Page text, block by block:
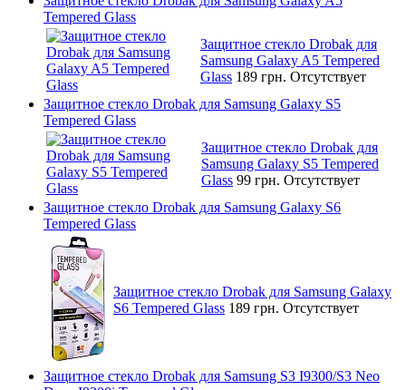
Tempered Glass
Защитное стекло Drobak для
Samsung Galaxy A5 Tempered
Glass 189 грн. Отсутствует
Защитное стекло Drobak для Samsung Galaxy S5
Tempered Glass
Защитное стекло Drobak для
Samsung Galaxy S5 Tempered
Glass 99 грн. Отсутствует
Защитное стекло Drobak для Samsung Galaxy S6
Tempered Glass
Защитное стекло Drobak для Samsung Galaxy
S6 Tempered Glass 189 грн. Отсутствует
Защитное стекло Drobak для Samsung S3 I9300/S3 Neo